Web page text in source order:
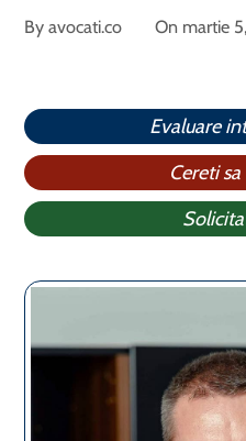
Byavocati.co On martie
Evaluare
Cereti